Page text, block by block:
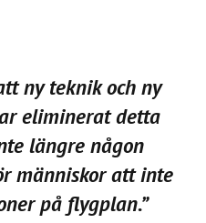
eliminerat detta
längre någon
människor att inte
på flygplan.”